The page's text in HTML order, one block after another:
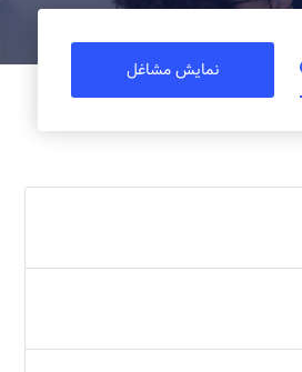
نمایش مشاغل